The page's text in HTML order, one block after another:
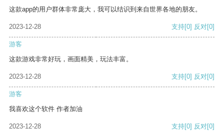
这款app的用户群体非常庞大，我可以结识到来自世界各地的朋友。
2023-12-28 支持[0] 反对[0]
游客
这款游戏非常好玩，画面精美，玩法丰富。
2023-12-28 支持[0] 反对[0]
游客
我喜欢这个软件 作者加油
2023-12-28 支持[0] 反对[0]